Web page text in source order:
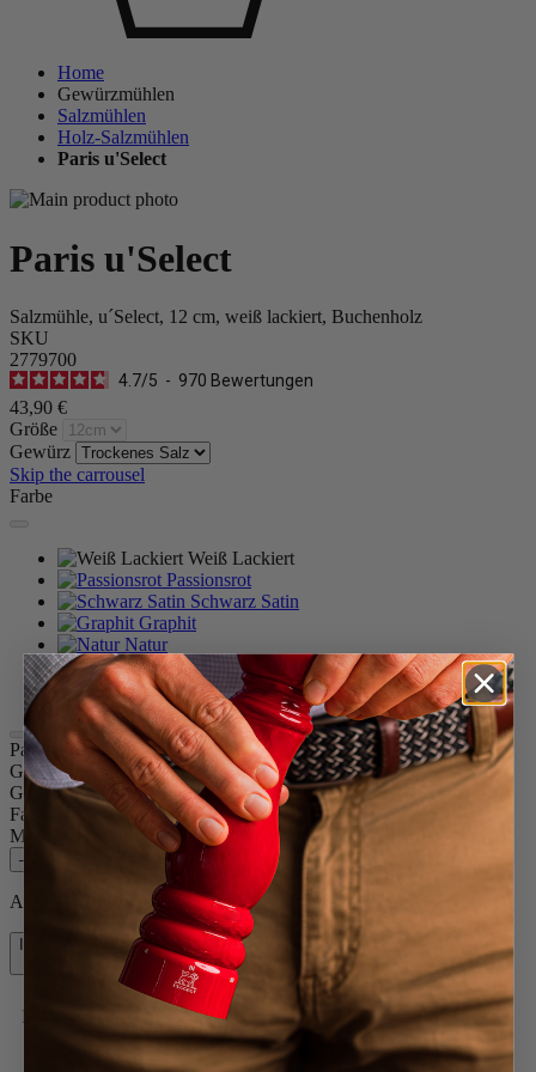
Home
Gewürzmühlen
Salzmühlen
Holz-Salzmühlen
Paris u'Select
Paris u'Select
Salzmühle, u´Select, 12 cm, weiß lackiert, Buchenholz
SKU
2779700
4.7/5 - 970 Bewertungen
43,90 €
Größe
Gewürz
Skip the carrousel
Farbe
Weiß Lackiert
Passionsrot
Schwarz Satin
Graphit
Natur
Schokolade
Schwarz lackiert
Paris u'Select
Größe 12cm
Gewürz Trockenes Salz
Farbe
Weiß Lackiert
Menge
– +
Auf Lager und bereit, zu Ihnen nach Hause geliefert zu werden.
In den Warenkorb
Kostenlose Lieferung bei Einkäufen über 50 €